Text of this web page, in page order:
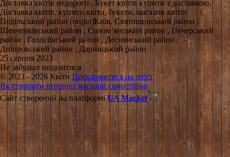
Доставка квітів недорого , Букет квітів купити з доставкою.
Доставка квітів, купити квіти, букети, магазин квітів
Подільський район (поділ)Київ, Святошинський район ,
Шевченківський район , Солом’янський район , Печерський
район , Голосіївський район , Деснянський район ,
Дніпровський район , Дарницький район
25 серпня 2023
Не забудьте поділитися
© 2023 - 2026 Квіти Поскаржитися на зміст
Як створити інтернет магазин самостійно
Сайт створений на платформіUA Market